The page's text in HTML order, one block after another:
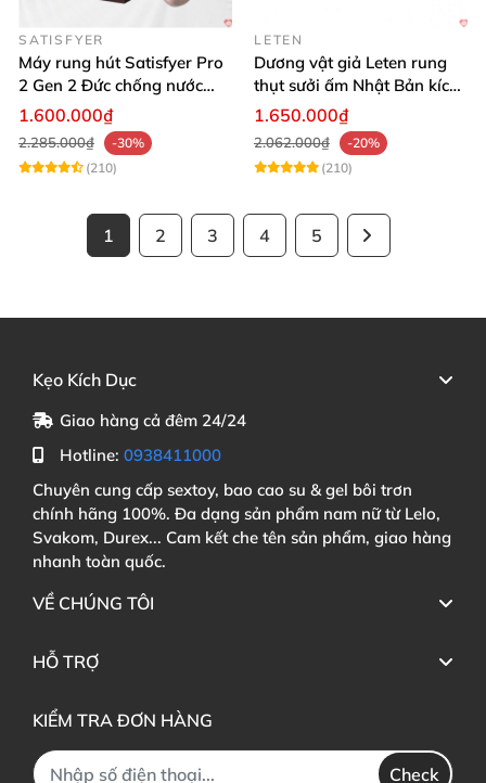
SATISFYER
Máy rung hút Satisfyer Pro
2 Gen 2 Đức chống nước
massage điểm G sạc pin
1.600.000₫
2.285.000₫
-30%
(210)
LETEN
Dương vật giả Leten rung
thụt sưởi ấm Nhật Bản kích
thích điểm G
1.650.000₫
2.062.000₫
-20%
(210)
1 2 3 4 5
Kẹo Kích Dục
Giao hàng cả đêm 24/24
Hotline: 0938411000
Chuyên cung cấp sextoy, bao cao su & gel bôi trơn
chính hãng 100%. Đa dạng sản phẩm nam nữ từ Lelo,
Svakom, Durex... Cam kết che tên sản phẩm, giao hàng
nhanh toàn quốc.
VỀ CHÚNG TÔI
HỖ TRỢ
KIỂM TRA ĐƠN HÀNG
Check